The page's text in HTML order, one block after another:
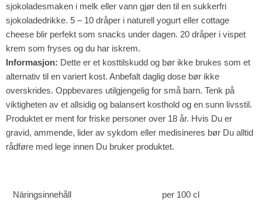
sjokoladesmaken i melk eller vann gjør den til en sukkerfri
sjokoladedrikke. 5 – 10 dråper i naturell yogurt eller cottage
cheese blir perfekt som snacks under dagen. 20 dråper i vispet
krem som fryses og du har iskrem.
Informasjon: Dette er et kosttilskudd og bør ikke brukes som et
alternativ til en variert kost. Anbefalt daglig dose bør ikke
overskrides. Oppbevares utilgjengelig for små barn. Tenk på
viktigheten av et allsidig og balansert kosthold og en sunn livsstil.
Produktet er ment for friske personer over 18 år. Hvis Du er
gravid, ammende, lider av sykdom eller medisineres bør Du alltid
rådføre med lege innen Du bruker produktet.
Näringsinnehåll per 100 cl